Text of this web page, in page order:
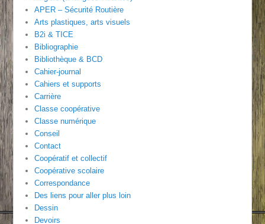
APER – Sécurité Routière
Arts plastiques, arts visuels
B2i & TICE
Bibliographie
Bibliothèque & BCD
Cahier-journal
Cahiers et supports
Carrière
Classe coopérative
Classe numérique
Conseil
Contact
Coopératif et collectif
Coopérative scolaire
Correspondance
Des liens pour aller plus loin
Dessin
Devoirs